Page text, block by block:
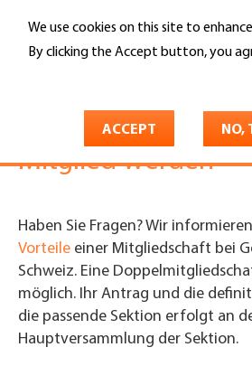
We use cookies on this site to
By clicking the Accept button, you
ACCEPT NO,
main
Mitgliedschaft
Mitglied werden
Mitglied werden
Haben Sie Fragen? Wir
Vorteile einer Mitgliedschaft bei
Schweiz. Eine
möglich. Ihr Antrag und die
die passende Sektion erfolgt an
Hauptversammlung der Sektion.